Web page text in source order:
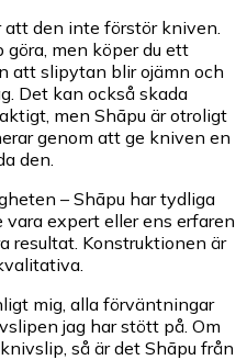
den inte förstör kniven.
men köper du ett
att slipytan blir ojämn och
Det kan också skada
men Shāpu är otroligt
genom att ge kniven en
den.
– Shāpu har tydliga
expert eller ens erfaren
resultat. Konstruktionen är
mig, alla förväntningar
jag har stött på. Om
så är det Shāpu från